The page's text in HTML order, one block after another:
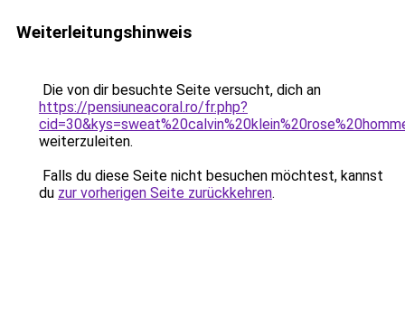
Weiterleitungshinweis
Die von dir besuchte Seite versucht, dich an
https://pensiuneacoral.ro/fr.php?
weiterzuleiten.
Falls du diese Seite nicht besuchen möchtest, kannst
du zur vorherigen Seite zurückkehren.